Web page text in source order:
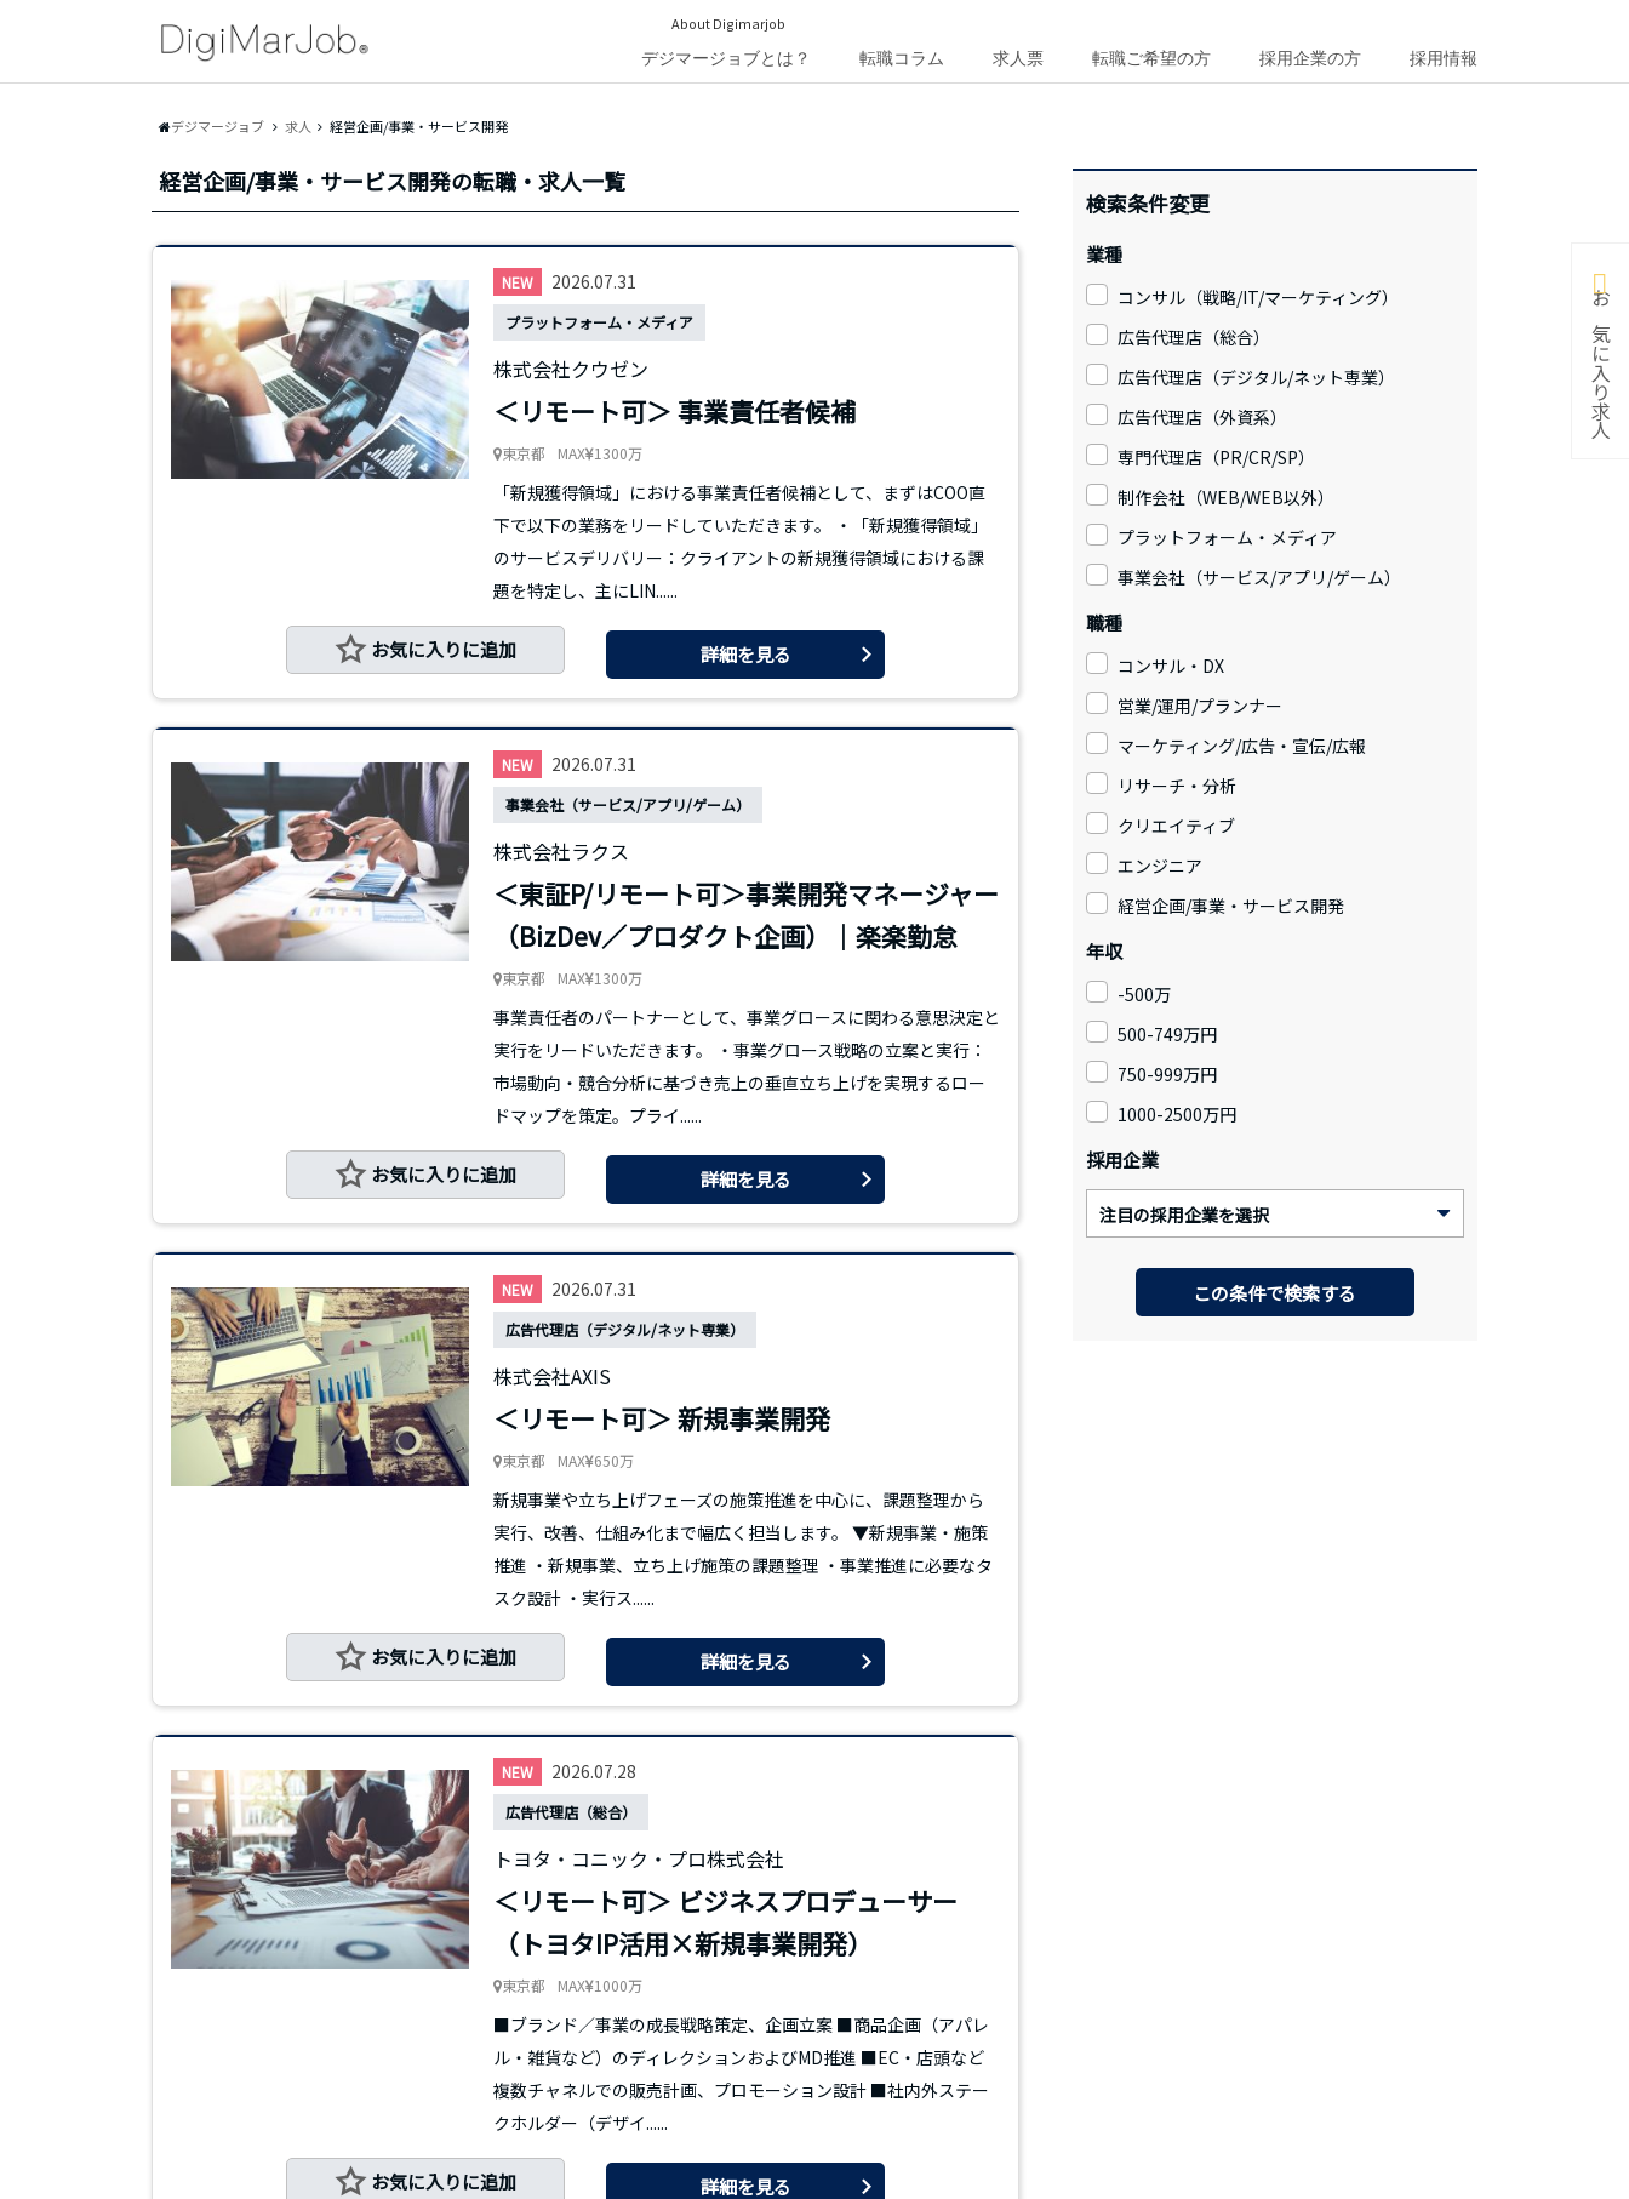
About Digimarjob
デジマージョブとは？
転職コラム 求人票 転職ご希望の方 採用企業の方 採用情報
デジマージョブ 求人 経営企画/事業・サービス開発
経営企画/事業・サービス開発の転職・求人一覧
NEW 2026.07.31
プラットフォーム・メディア
株式会社クウゼン
＜リモート可＞ 事業責任者候補
東京都 MAX 1300万
「新規獲得領域」における事業責任者候補として、まずはCOO直
下で以下の業務をリードしていただきます。 ・「新規獲得領域」
のサービスデリバリー：クライアントの新規獲得領域における課
題を特定し、主にLIN......
お気に入りに追加 詳細を見る
NEW 2026.07.31
事業会社（サービス/アプリ/ゲーム）
株式会社ラクス
＜東証P/リモート可＞事業開発マネージャー
（BizDev／プロダクト企画）｜楽楽勤怠
東京都 MAX 1300万
事業責任者のパートナーとして、事業グロースに関わる意思決定と
実行をリードいただきます。 ・事業グロース戦略の立案と実行：
市場動向・競合分析に基づき売上の垂直立ち上げを実現するロー
ドマップを策定。プライ......
お気に入りに追加 詳細を見る
NEW 2026.07.31
広告代理店（デジタル/ネット専業）
株式会社AXIS
＜リモート可＞ 新規事業開発
東京都 MAX 650万
新規事業や立ち上げフェーズの施策推進を中心に、課題整理から
実行、改善、仕組み化まで幅広く担当します。 ▼新規事業・施策
推進 ・新規事業、立ち上げ施策の課題整理 ・事業推進に必要なタ
スク設計 ・実行ス......
お気に入りに追加 詳細を見る
NEW 2026.07.28
広告代理店（総合）
トヨタ・コニック・プロ株式会社
＜リモート可＞ ビジネスプロデューサー
（トヨタIP活用×新規事業開発）
東京都 MAX 1000万
■ブランド／事業の成長戦略策定、企画立案 ■商品企画（アパレ
ル・雑貨など）のディレクションおよびMD推進 ■EC・店頭など
複数チャネルでの販売計画、プロモーション設計 ■社内外ステー
クホルダー（デザイ......
お気に入りに追加 詳細を見る
検索条件変更
業種
コンサル（戦略/IT/マーケティング）
広告代理店（総合）
広告代理店（デジタル/ネット専業）
広告代理店（外資系）
専門代理店（PR/CR/SP）
制作会社（WEB/WEB以外）
プラットフォーム・メディア
事業会社（サービス/アプリ/ゲーム）
職種
コンサル・DX
営業/運用/プランナー
マーケティング/広告・宣伝/広報
リサーチ・分析
クリエイティブ
エンジニア
経営企画/事業・サービス開発
年収
-500万
500-749万円
750-999万円
1000-2500万円
採用企業
お気に入り求人